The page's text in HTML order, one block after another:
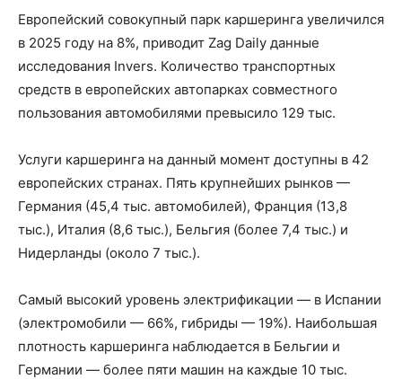
Европейский совокупный парк каршеринга увеличился
в 2025 году на 8%, приводит Zag Daily данные
исследования Invers. Количество транспортных
средств в европейских автопарках совместного
пользования автомобилями превысило 129 тыс.
Услуги каршеринга на данный момент доступны в 42
европейских странах. Пять крупнейших рынков —
Германия (45,4 тыс. автомобилей), Франция (13,8
тыс.), Италия (8,6 тыс.), Бельгия (более 7,4 тыс.) и
Нидерланды (около 7 тыс.).
Самый высокий уровень электрификации — в Испании
(электромобили — 66%, гибриды — 19%). Наибольшая
плотность каршеринга наблюдается в Бельгии и
Германии — более пяти машин на каждые 10 тыс.